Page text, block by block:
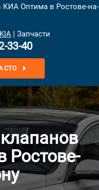
КИА Оптима в Ростове-на-
| Запчасти
33-40
СТО
Ростове-